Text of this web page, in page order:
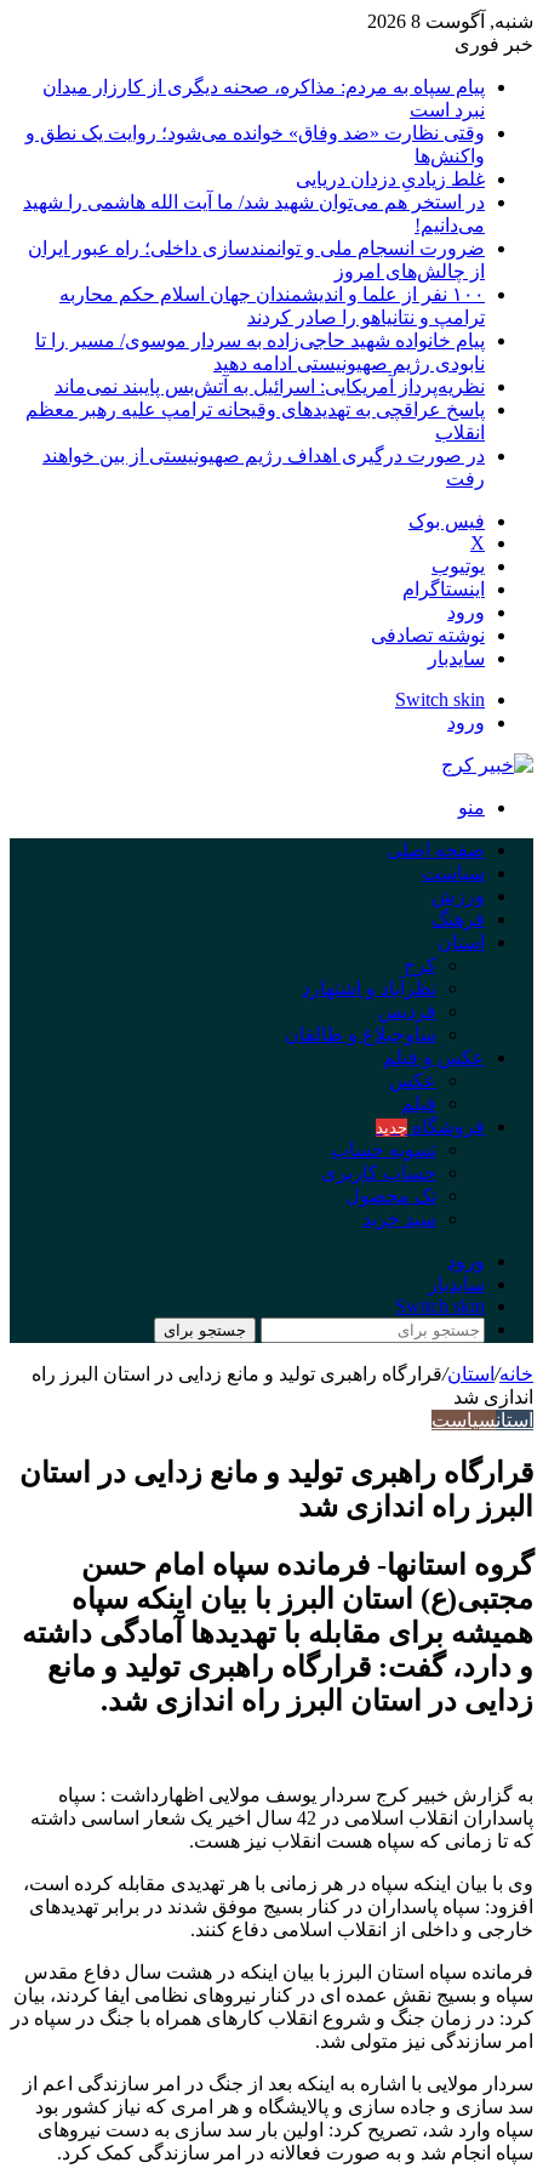
شنبه, آگوست 8 2026
خبر فوری
پیام سپاه به مردم: مذاکره، صحنه دیگری از کارزار میدان
نبرد است
وقتی نظارت «ضد وفاق» خوانده می‌شود؛ روایت یک نطق و
واکنش‌ها
غلط زیادیِ دزدان دریایی
در استخر هم می‌توان شهید شد/ ما آیت الله هاشمی را شهید
می‌دانیم!
ضرورت انسجام ملی و توانمندسازی داخلی؛ راه عبور ایران
از چالش‌های امروز
۱۰۰ نفر از علما و اندیشمندان جهان اسلام حکم محاربه
ترامپ و نتانیاهو را صادر کردند
پیام خانواده شهید حاجی‌زاده به سردار موسوی/ مسیر را تا
نابودی رژیم صهیونیستی ادامه دهید
نظریه‌پرداز آمریکایی: اسرائیل به آتش‌بس پایبند نمی‌ماند
پاسخ عراقچی به تهدیدهای وقیحانه ترامپ علیه رهبر معظم
انقلاب
در صورت درگیری اهداف رژیم صهیونیستی از بین خواهند
رفت
فیس بوک
X
یوتیوب
اینستاگرام
ورود
نوشته تصادفی
سایدبار
Switch skin
ورود
منو
صفحه اصلی
سیاست
ورزش
فرهنگ
استان
کرج
نظرآباد و اشتهارد
فردیس
ساوجبلاغ و طالقان
عکس و فیلم
عکس
فیلم
فروشگاه جدید
تسویه حساب
حساب کاربری
تک محصول
سبد خرید
ورود
سایدبار
Switch skin
جستجو برای
خانه/ استان/قرارگاه راهبری تولید و مانع زدایی در استان البرز راه
اندازی شد
استانسیاست
قرارگاه راهبری تولید و مانع زدایی در استان
البرز راه اندازی شد
گروه استانها- فرمانده سپاه امام حسن
مجتبی(ع) استان البرز با بیان اینکه سپاه
همیشه برای مقابله با تهدیدها آمادگی داشته
و دارد، گفت: قرارگاه راهبری تولید و مانع
زدایی در استان البرز راه اندازی شد.
به گزارش خبیر کرج سردار یوسف مولایی اظهارداشت : سپاه
پاسداران انقلاب اسلامی در 42 سال اخیر یک شعار اساسی داشته
که تا زمانی که سپاه هست انقلاب نیز هست.
وی با بیان اینکه سپاه در هر زمانی با هر تهدیدی مقابله کرده است،
افزود: سپاه پاسداران در کنار بسیج موفق شدند در برابر تهدیدهای
خارجی و داخلی از انقلاب اسلامی دفاع کنند.
فرمانده سپاه استان البرز با بیان اینکه در هشت سال دفاع مقدس
سپاه و بسیج نقش عمده ای در کنار نیروهای نظامی ایفا کردند، بیان
کرد: در زمان جنگ و شروع انقلاب کارهای همراه با جنگ در سپاه در
امر سازندگی نیز متولی شد.
سردار مولایی با اشاره به اینکه بعد از جنگ در امر سازندگی اعم از
سد سازی و جاده سازی و پالایشگاه و هر امری که نیاز کشور بود
سپاه وارد شد، تصریح کرد: اولین بار سد سازی به دست نیروهای
سپاه انجام شد و به صورت فعالانه در امر سازندگی کمک کرد.